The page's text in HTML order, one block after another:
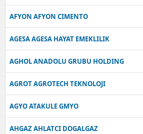
AFYON AFYON CIMENTO
AGESA AGESA HAYAT EMEKLILIK
AGHOL ANADOLU GRUBU HOLDING
AGROT AGROTECH TEKNOLOJI
AGYO ATAKULE GMYO
AHGAZ AHLATCI DOGALGAZ